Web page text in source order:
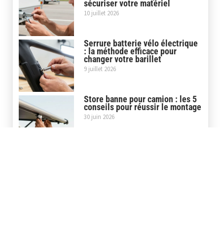
sécuriser votre matériel
10 juillet 2026
Serrure batterie vélo électrique
: la méthode efficace pour
changer votre barillet
9 juillet 2026
Store banne pour camion : les 5
conseils pour réussir le montage
30 juin 2026